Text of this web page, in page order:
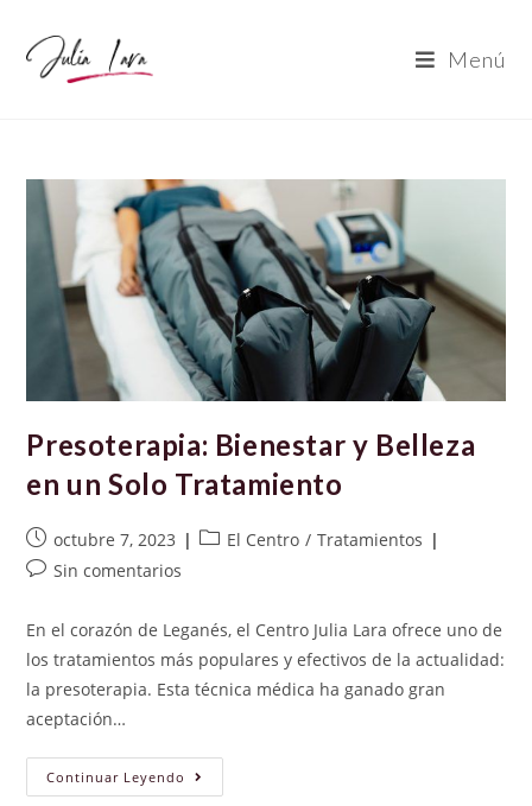
contenido
Menú
Presoterapia: Bienestar y Belleza
en un Solo Tratamiento
Publicación
de
octubre 7, 2023
Categoría
El Centro / Tratamientos
Comentarios
entrada:
Sin comentarios
En el corazón de Leganés, el Centro Julia Lara ofrece uno de
los tratamientos más populares y efectivos de la actualidad:
la presoterapia. Esta técnica médica ha ganado gran
aceptación…
Continuar Leyendo Presoterapia:
Bienestar